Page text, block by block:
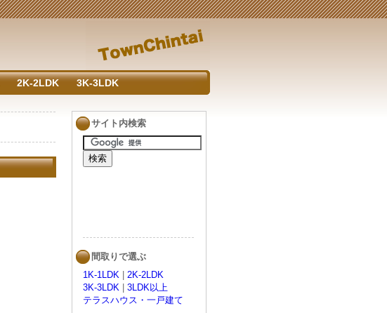
2K-2LDK 3K-3LDK
サイト内検索
間取りで選ぶ
1K-1LDK
2K-2LDK
3K-3LDK
3LDK以上
テラスハウス・一戸建て